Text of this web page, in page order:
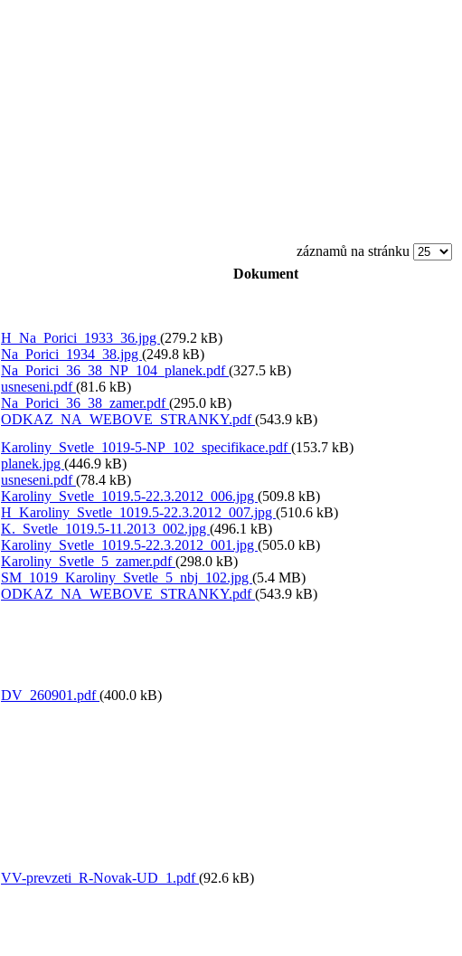
záznamů na stránku
Dokument
H_Na_Porici_1933_36.jpg (279.2 kB)
Na_Porici_1934_38.jpg (249.8 kB)
Na_Porici_36_38_NP_104_planek.pdf(327.5 kB)
usneseni.pdf(81.6 kB)
Na_Porici_36_38_zamer.pdf(295.0 kB)
ODKAZ_NA_WEBOVE_STRANKY.pdf(543.9 kB)
Karoliny_Svetle_1019-5-NP_102_specifikace.pdf(153.7 kB)
planek.jpg (446.9 kB)
usneseni.pdf(78.4 kB)
Karoliny_Svetle_1019.5-22.3.2012_006.jpg (509.8 kB)
H_Karoliny_Svetle_1019.5-22.3.2012_007.jpg (510.6 kB)
K._Svetle_1019.5-11.2013_002.jpg (496.1 kB)
Karoliny_Svetle_1019.5-22.3.2012_001.jpg (505.0 kB)
Karoliny_Svetle_5_zamer.pdf(298.0 kB)
SM_1019_Karoliny_Svetle_5_nbj_102.jpg (5.4 MB)
ODKAZ_NA_WEBOVE_STRANKY.pdf(543.9 kB)
DV_260901.pdf(400.0 kB)
VV-prevzeti_R-Novak-UD_1.pdf(92.6 kB)